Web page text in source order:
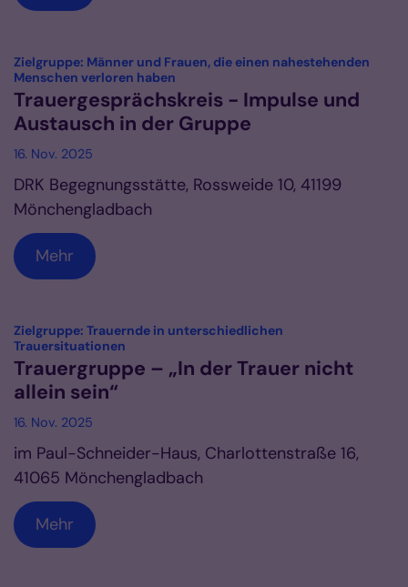
Zielgruppe: Männer und Frauen, die einen nahestehenden
Menschen verloren haben
Trauergesprächskreis - Impulse und
Austausch in der Gruppe
16. Nov. 2025
DRK Begegnungsstätte, Rossweide 10, 41199
Mönchengladbach
Mehr
Zielgruppe: Trauernde in unterschiedlichen
Trauersituationen
Trauergruppe – „In der Trauer nicht
allein sein“
16. Nov. 2025
im Paul-Schneider-Haus, Charlottenstraße 16,
41065 Mönchengladbach
Mehr